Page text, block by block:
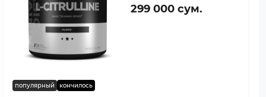
популярный кончилось
299 000 сум.